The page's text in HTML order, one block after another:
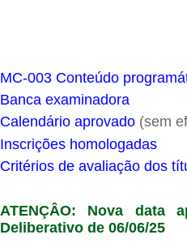
MC-003 Conteúdo
Banca examinadora
Calendário aprovado(sem
Inscrições homologadas
Critérios de avaliação dos
ATENÇÂO: Nova data
Deliberativo de 06/06/25